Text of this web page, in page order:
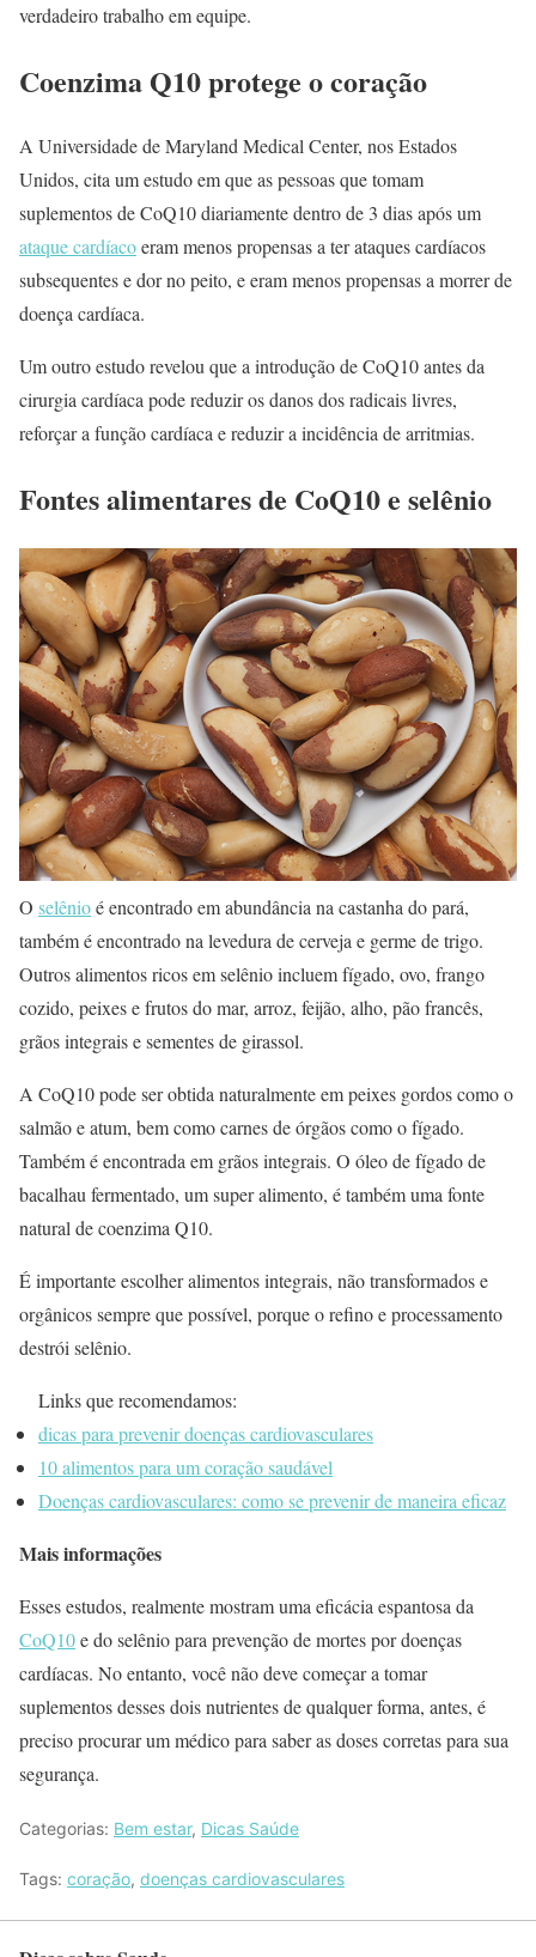
verdadeiro trabalho em equipe.
Coenzima Q10 protege o coração
A Universidade de Maryland Medical Center, nos Estados
Unidos, cita um estudo em que as pessoas que tomam
suplementos de CoQ10 diariamente dentro de 3 dias após um
ataque cardíacoeram menos propensas a ter ataques cardíacos
subsequentes e dor no peito, e eram menos propensas a morrer de
doença cardíaca.
Um outro estudo revelou que a introdução de CoQ10 antes da
cirurgia cardíaca pode reduzir os danos dos radicais livres,
reforçar a função cardíaca e reduzir a incidência de arritmias.
Fontes alimentares de CoQ10 e selênio
O selênioé encontrado em abundância na castanha do pará,
também é encontrado na levedura de cerveja e germe de trigo.
Outros alimentos ricos em selênio incluem fígado, ovo, frango
cozido, peixes e frutos do mar, arroz, feijão, alho, pão francês,
grãos integrais e sementes de girassol.
A CoQ10 pode ser obtida naturalmente em peixes gordos como o
salmão e atum, bem como carnes de órgãos como o fígado.
Também é encontrada em grãos integrais. O óleo de fígado de
bacalhau fermentado, um super alimento, é também uma fonte
natural de coenzima Q10.
É importante escolher alimentos integrais, não transformados e
orgânicos sempre que possível, porque o refino e processamento
destrói selênio.
Links que recomendamos:
dicas para prevenir doenças cardiovasculares
10 alimentos para um coração saudável
Doenças cardiovasculares: como se prevenir de maneira eficaz
Mais informações
Esses estudos, realmente mostram uma eficácia espantosa da
CoQ10e do selênio para prevenção de mortes por doenças
cardíacas. No entanto, você não deve começar a tomar
suplementos desses dois nutrientes de qualquer forma, antes, é
preciso procurar um médico para saber as doses corretas para sua
segurança.
Categorias: Bem estar, Dicas Saúde
Tags: coração, doenças cardiovasculares